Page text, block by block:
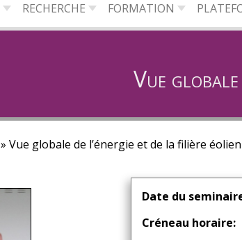
RECHERCHE FORMATION
Vue
Vue globale de l’énergie et de la filière
Date du
Créneau horaire